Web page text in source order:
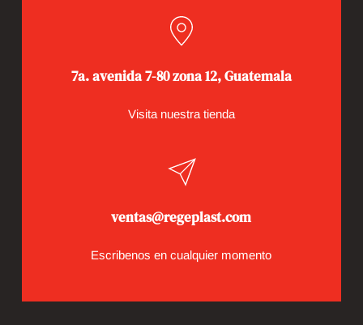
7a. avenida 7-80 zona 12, Guatemala
Visita nuestra tienda
ventas@regeplast.com
Escribenos en cualquier momento